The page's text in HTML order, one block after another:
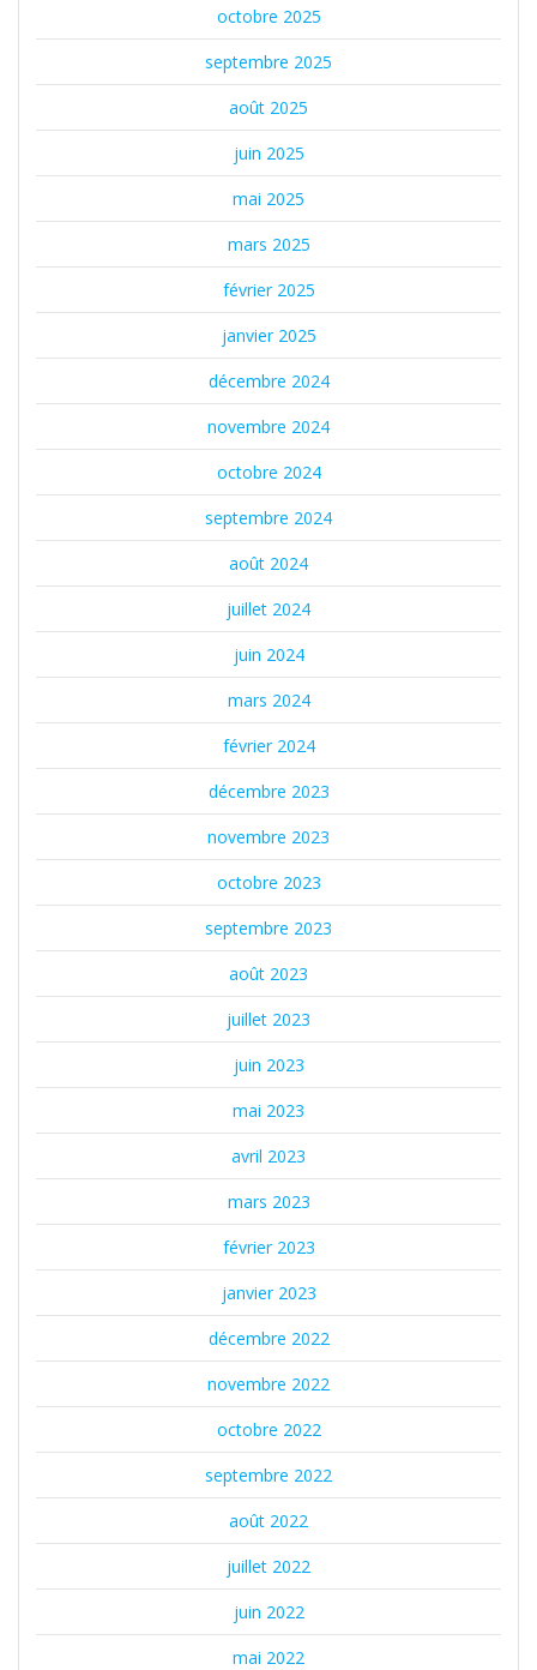
octobre 2025
septembre 2025
août 2025
juin 2025
mai 2025
mars 2025
février 2025
janvier 2025
décembre 2024
novembre 2024
octobre 2024
septembre 2024
août 2024
juillet 2024
juin 2024
mars 2024
février 2024
décembre 2023
novembre 2023
octobre 2023
septembre 2023
août 2023
juillet 2023
juin 2023
mai 2023
avril 2023
mars 2023
février 2023
janvier 2023
décembre 2022
novembre 2022
octobre 2022
septembre 2022
août 2022
juillet 2022
juin 2022
mai 2022